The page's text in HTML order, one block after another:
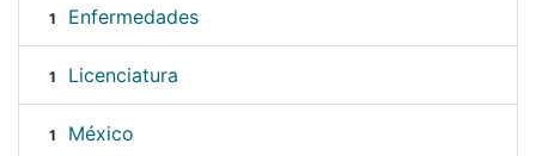
1 Enfermedades
1 Licenciatura
1 México